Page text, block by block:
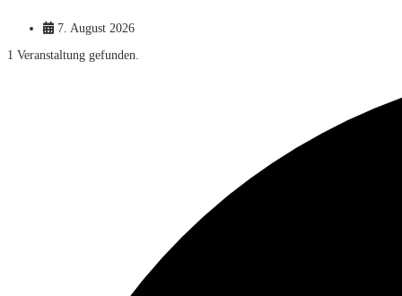
7. August 2026
1 Veranstaltung gefunden.